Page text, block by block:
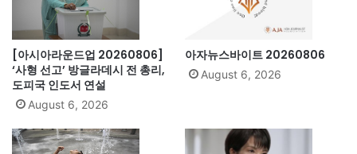
[아시아라운드업 20260806]
‘사형 선고’ 방글라데시 전 총리,
도피국 인도서 연설
August 6, 2026
아자뉴스바이트 20260806
August 6, 2026